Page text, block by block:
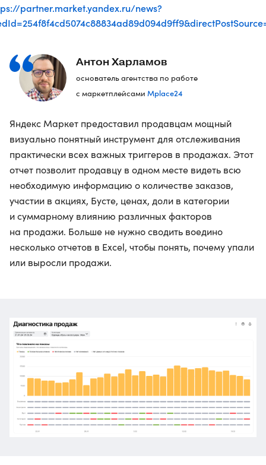
partner.market.yandex.ru/news?
Антон Харламов
основатель агентства по работе
с маркетплейсами Mplace24
Яндекс Маркет предоставил продавцам мощный
визуально понятный инструмент для отслеживания
практически всех важных триггеров в продажах. Этот
отчет позволит продавцу в одном месте видеть всю
необходимую информацию о количестве заказов,
участии в акциях, Бусте, ценах, доли в категории
и суммарному влиянию различных факторов
на продажи. Больше не нужно сводить воедино
несколько отчетов в Excel, чтобы понять, почему упали
или выросли продажи.